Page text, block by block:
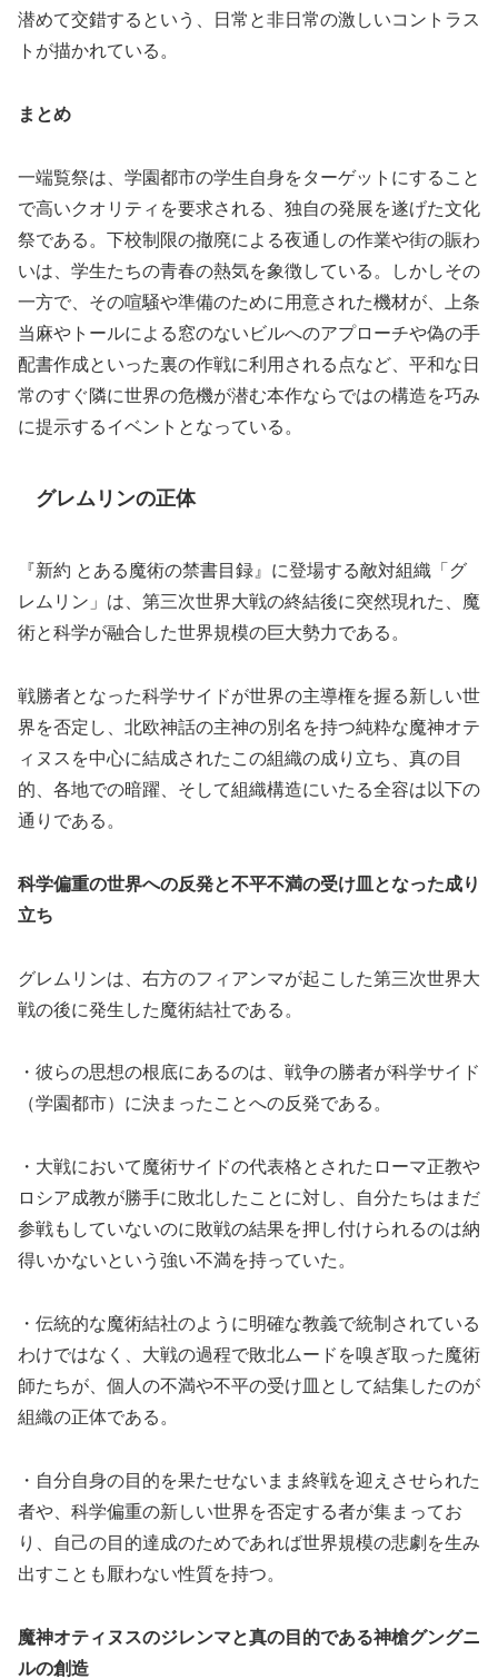
潜めて交錯するという、日常と非日常の激しいコントラス
トが描かれている。
まとめ
一端覧祭は、学園都市の学生自身をターゲットにすること
で高いクオリティを要求される、独自の発展を遂げた文化
祭である。下校制限の撤廃による夜通しの作業や街の賑わ
いは、学生たちの青春の熱気を象徴している。しかしその
一方で、その喧騒や準備のために用意された機材が、上条
当麻やトールによる窓のないビルへのアプローチや偽の手
配書作成といった裏の作戦に利用される点など、平和な日
常のすぐ隣に世界の危機が潜む本作ならではの構造を巧み
に提示するイベントとなっている。
グレムリンの正体
『新約 とある魔術の禁書目録』に登場する敵対組織「グ
レムリン」は、第三次世界大戦の終結後に突然現れた、魔
術と科学が融合した世界規模の巨大勢力である。
戦勝者となった科学サイドが世界の主導権を握る新しい世
界を否定し、北欧神話の主神の別名を持つ純粋な魔神オテ
ィヌスを中心に結成されたこの組織の成り立ち、真の目
的、各地での暗躍、そして組織構造にいたる全容は以下の
通りである。
科学偏重の世界への反発と不平不満の受け皿となった成り
立ち
グレムリンは、右方のフィアンマが起こした第三次世界大
戦の後に発生した魔術結社である。
・彼らの思想の根底にあるのは、戦争の勝者が科学サイド
（学園都市）に決まったことへの反発である。
・大戦において魔術サイドの代表格とされたローマ正教や
ロシア成教が勝手に敗北したことに対し、自分たちはまだ
参戦もしていないのに敗戦の結果を押し付けられるのは納
得いかないという強い不満を持っていた。
・伝統的な魔術結社のように明確な教義で統制されている
わけではなく、大戦の過程で敗北ムードを嗅ぎ取った魔術
師たちが、個人の不満や不平の受け皿として結集したのが
組織の正体である。
・自分自身の目的を果たせないまま終戦を迎えさせられた
者や、科学偏重の新しい世界を否定する者が集まってお
り、自己の目的達成のためであれば世界規模の悲劇を生み
出すことも厭わない性質を持つ。
魔神オティヌスのジレンマと真の目的である神槍グングニ
ルの創造